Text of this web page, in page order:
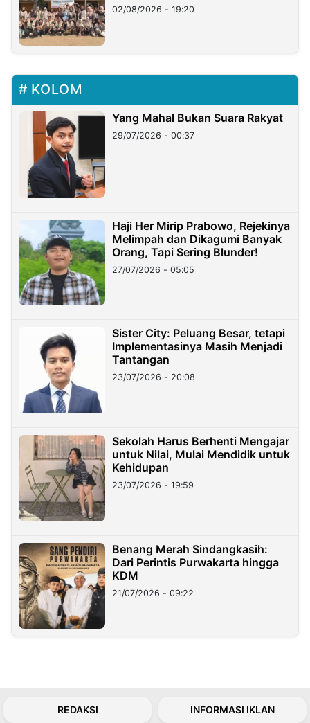
02/08/2026 - 19:20
KOLOM
Yang Mahal Bukan Suara Rakyat
29/07/2026 - 00:37
Haji Her Mirip Prabowo, Rejekinya
Melimpah dan Dikagumi Banyak
Orang, Tapi Sering Blunder!
27/07/2026 - 05:05
Sister City: Peluang Besar, tetapi
Implementasinya Masih Menjadi
Tantangan
23/07/2026 - 20:08
Sekolah Harus Berhenti Mengajar
untuk Nilai, Mulai Mendidik untuk
Kehidupan
23/07/2026 - 19:59
Benang Merah Sindangkasih:
Dari Perintis Purwakarta hingga
KDM
21/07/2026 - 09:22
REDAKSI INFORMASI IKLAN